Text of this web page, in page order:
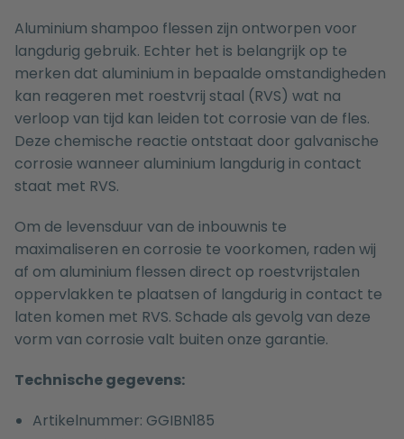
Aluminium shampoo flessen zijn ontworpen voor
langdurig gebruik. Echter het is belangrijk op te
merken dat aluminium in bepaalde omstandigheden
kan reageren met roestvrij staal (RVS) wat na
verloop van tijd kan leiden tot corrosie van de fles.
Deze chemische reactie ontstaat door galvanische
corrosie wanneer aluminium langdurig in contact
staat met RVS.
Om de levensduur van de inbouwnis te
maximaliseren en corrosie te voorkomen, raden wij
af om aluminium flessen direct op roestvrijstalen
oppervlakken te plaatsen of langdurig in contact te
laten komen met RVS. Schade als gevolg van deze
vorm van corrosie valt buiten onze garantie.
Technische gegevens:
Artikelnummer: GGIBN185